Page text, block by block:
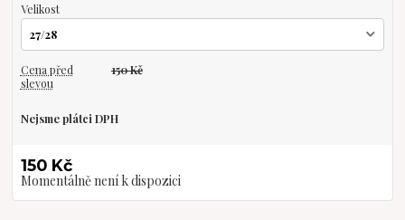
Velikost
Cena před
slevou
150 Kč
Nejsme plátci DPH
150 Kč
Momentálně není k dispozici